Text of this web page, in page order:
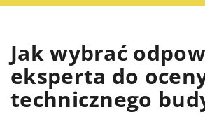
Jak wybrać
eksperta do
technicznego